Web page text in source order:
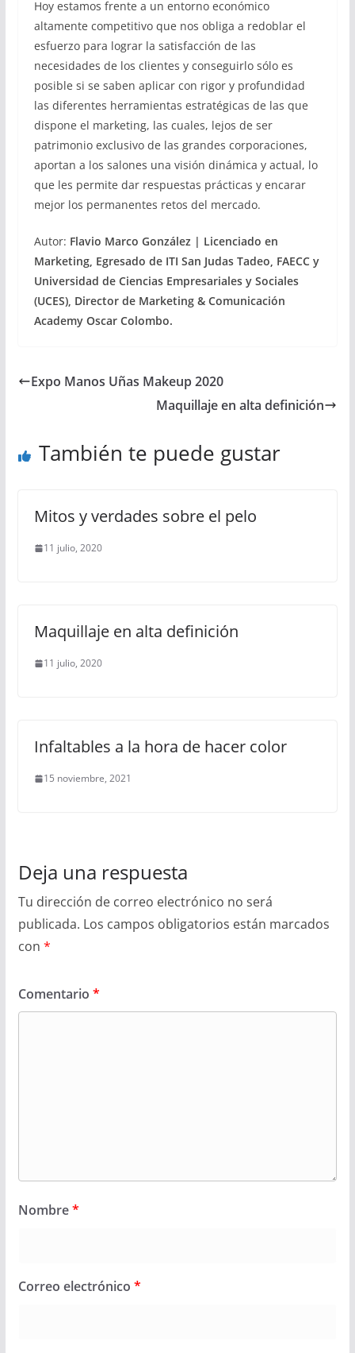
Hoy estamos frente a un entorno económico
altamente competitivo que nos obliga a redoblar el
esfuerzo para lograr la satisfacción de las
necesidades de los clientes y conseguirlo sólo es
posible si se saben aplicar con rigor y profundidad
las diferentes herramientas estratégicas de las que
dispone el marketing, las cuales, lejos de ser
patrimonio exclusivo de las grandes corporaciones,
aportan a los salones una visión dinámica y actual, lo
que les permite dar respuestas prácticas y encarar
mejor los permanentes retos del mercado.
Autor: Flavio Marco González | Licenciado en
Marketing, Egresado de ITI San Judas Tadeo, FAECC y
Universidad de Ciencias Empresariales y Sociales
(UCES), Director de Marketing & Comunicación
Academy Oscar Colombo.
Expo Manos Uñas Makeup 2020
Maquillaje en alta definición
También te puede gustar
Mitos y verdades sobre el pelo
11 julio, 2020
Maquillaje en alta definición
11 julio, 2020
Infaltables a la hora de hacer color
15 noviembre, 2021
Deja una respuesta
Tu dirección de correo electrónico no será
publicada. Los campos obligatorios están marcados
con *
Comentario *
Nombre*
Correo electrónico *